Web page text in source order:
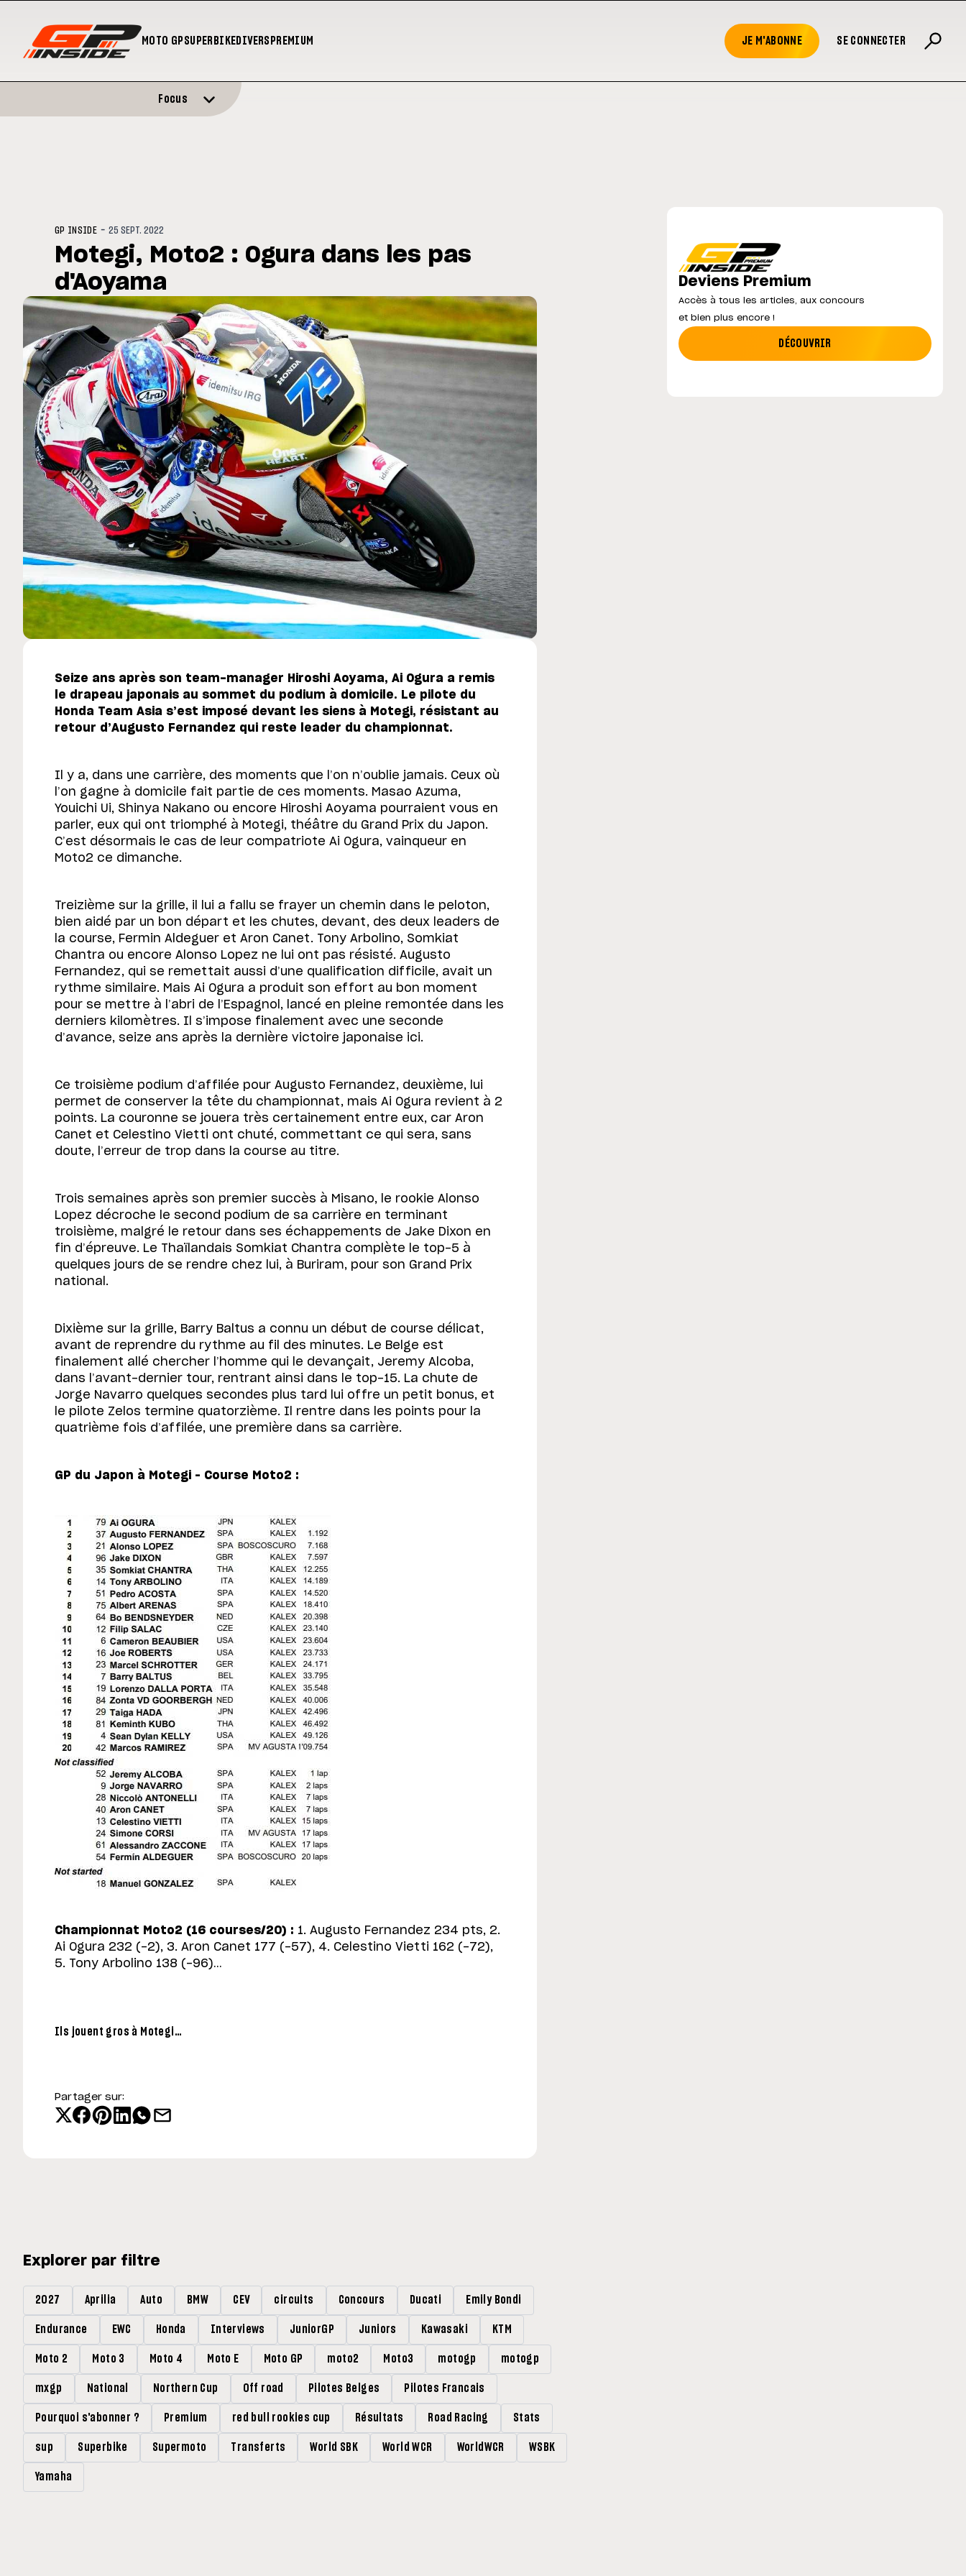
MOTO GPSUPERBIKEDIVERS PREMIUM JE M'ABONNE SE CONNECTER
club spécial dans
MOTO GP
Silverstone : Horaires et Programme du GP de
Grande-Bretagne
MOTO GP
Zarco évite l'opération et vise un retour en
MotoGP : les cinq constructeurs signent un
Focus
GP INSIDE -25 SEPT. 2022
Motegi, Moto2 : Ogura dans les pas
d'Aoyama
Seize ans après son team-manager Hiroshi Aoyama, Ai Ogura a remis
le drapeau japonais au sommet du podium à domicile. Le pilote du
Honda Team Asia s’est imposé devant les siens à Motegi, résistant au
retour d’Augusto Fernandez qui reste leader du championnat.
Il y a, dans une carrière, des moments que l’on n’oublie jamais. Ceux où
l’on gagne à domicile fait partie de ces moments. Masao Azuma,
Youichi Ui, Shinya Nakano ou encore Hiroshi Aoyama pourraient vous en
parler, eux qui ont triomphé à Motegi, théâtre du Grand Prix du Japon.
C’est désormais le cas de leur compatriote Ai Ogura, vainqueur en
Moto2 ce dimanche.
Treizième sur la grille, il lui a fallu se frayer un chemin dans le peloton,
bien aidé par un bon départ et les chutes, devant, des deux leaders de
la course, Fermin Aldeguer et Aron Canet. Tony Arbolino, Somkiat
Chantra ou encore Alonso Lopez ne lui ont pas résisté. Augusto
Fernandez, qui se remettait aussi d’une qualification difficile, avait un
rythme similaire. Mais Ai Ogura a produit son effort au bon moment
pour se mettre à l’abri de l’Espagnol, lancé en pleine remontée dans les
derniers kilomètres. Il s’impose finalement avec une seconde
d’avance, seize ans après la dernière victoire japonaise ici.
Ce troisième podium d’affilée pour Augusto Fernandez, deuxième, lui
permet de conserver la tête du championnat, mais Ai Ogura revient à 2
points. La couronne se jouera très certainement entre eux, car Aron
Canet et Celestino Vietti ont chuté, commettant ce qui sera, sans
doute, l’erreur de trop dans la course au titre.
Trois semaines après son premier succès à Misano, le rookie Alonso
Lopez décroche le second podium de sa carrière en terminant
troisième, malgré le retour dans ses échappements de Jake Dixon en
fin d’épreuve. Le Thaïlandais Somkiat Chantra complète le top-5 à
quelques jours de se rendre chez lui, à Buriram, pour son Grand Prix
national.
Dixième sur la grille, Barry Baltus a connu un début de course délicat,
avant de reprendre du rythme au fil des minutes. Le Belge est
finalement allé chercher l’homme qui le devançait, Jeremy Alcoba,
dans l’avant-dernier tour, rentrant ainsi dans le top-15. La chute de
Jorge Navarro quelques secondes plus tard lui offre un petit bonus, et
le pilote Zelos termine quatorzième. Il rentre dans les points pour la
quatrième fois d’affilée, une première dans sa carrière.
GP du Japon à Motegi – Course Moto2 :
Championnat Moto2 (16 courses/20) : 1. Augusto Fernandez 234 pts, 2.
Ai Ogura 232 (-2), 3. Aron Canet 177 (-57), 4. Celestino Vietti 162 (-72),
5. Tony Arbolino 138 (-96)…
Ils jouent gros à Motegi…
Partager sur:
Deviens Premium
Accès à tous les articles, aux concours
et bien plus encore !
DÉCOUVRIR
Explorer par filtre
2027 Aprilia Auto BMW CEV circuits Concours Ducati Emily Bondi
Endurance EWC Honda Interviews JuniorGP Juniors Kawasaki KTM
Moto 2 Moto 3 Moto 4 Moto E Moto GP moto2 Moto3 motogp motogp
mxgp National Northern Cup Off road Pilotes Belges Pilotes Francais
Pourquoi s'abonner ? Premium red bull rookies cup Résultats Road Racing Stats
sup Superbike Supermoto Transferts World SBK World WCR WorldWCR WSBK
Yamaha